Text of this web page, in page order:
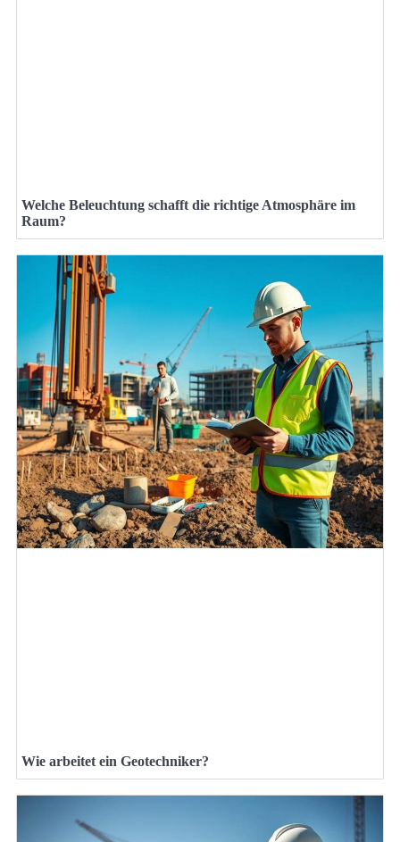
Welche Beleuchtung schafft die richtige Atmosphäre im
Raum?
Wie arbeitet ein Geotechniker?